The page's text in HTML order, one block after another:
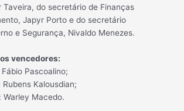
Taveira, do secretário de Finanças
Japyr Porto e do secretário
e Segurança, Nivaldo Menezes.
vencedores:
Fábio Pascoalino;
Rubens Kalousdian;
Warley Macedo.